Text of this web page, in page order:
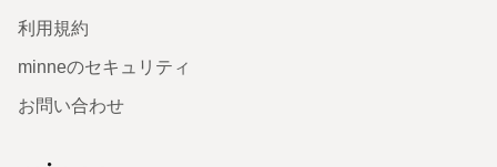
利用規約
minneのセキュリティ
お問い合わせ